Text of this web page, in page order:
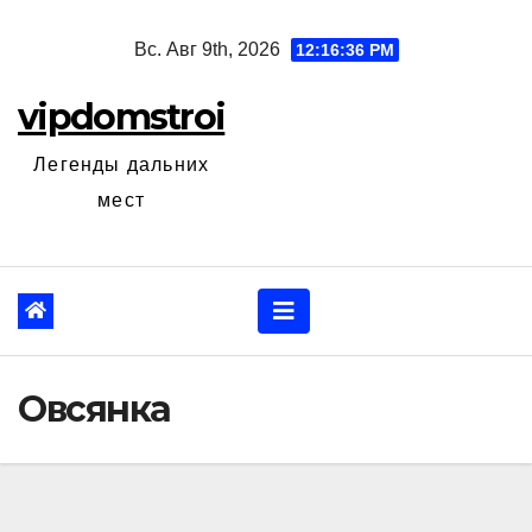
Вс. Авг 9th, 2026 12:16:37 PM
vipdomstroi
Легенды дальних
мест
Овсянка